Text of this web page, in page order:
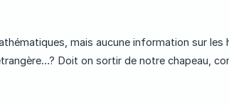
mais aucune information sur
Doit on sortir de notre chapeau,